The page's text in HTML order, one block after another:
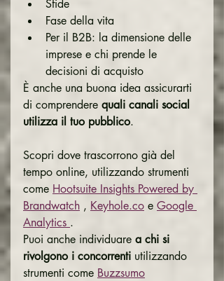
Sfide
Fase della vita
Per il B2B: la dimensione delle
imprese e chi prende le
decisioni di acquisto
È anche una buona idea assicurarti
di comprendere quali canali social
utilizza il tuo pubblico.
Scopri dove trascorrono già del
tempo online, utilizzando strumenti
come Hootsuite Insights Powered by
Brandwatch , Keyhole.co e Google
Analytics .
Puoi anche individuare a chi si
rivolgono i concorrenti utilizzando
strumenti come Buzzsumo